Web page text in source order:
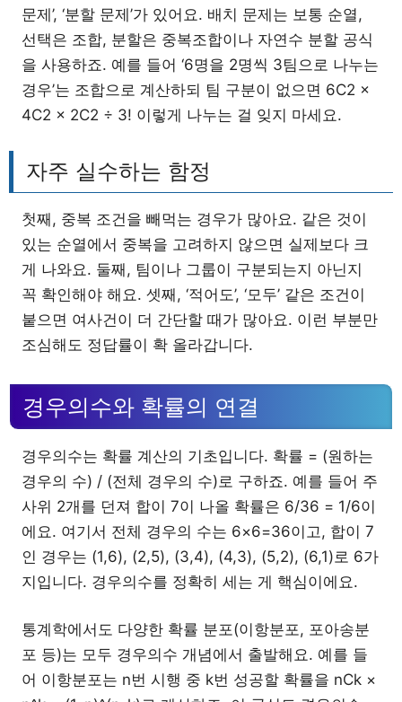
문제’, ‘분할 문제’가 있어요. 배치 문제는 보통 순열,
선택은 조합, 분할은 중복조합이나 자연수 분할 공식
을 사용하죠. 예를 들어 ‘6명을 2명씩 3팀으로 나누는
경우’는 조합으로 계산하되 팀 구분이 없으면 6C2 ×
4C2 × 2C2 ÷ 3! 이렇게 나누는 걸 잊지 마세요.
자주 실수하는 함정
첫째, 중복 조건을 빼먹는 경우가 많아요. 같은 것이
있는 순열에서 중복을 고려하지 않으면 실제보다 크
게 나와요. 둘째, 팀이나 그룹이 구분되는지 아닌지
꼭 확인해야 해요. 셋째, ‘적어도’, ‘모두’ 같은 조건이
붙으면 여사건이 더 간단할 때가 많아요. 이런 부분만
조심해도 정답률이 확 올라갑니다.
경우의수와 확률의 연결
경우의수는 확률 계산의 기초입니다. 확률 = (원하는
경우의 수) / (전체 경우의 수)로 구하죠. 예를 들어 주
사위 2개를 던져 합이 7이 나올 확률은 6/36 = 1/6이
에요. 여기서 전체 경우의 수는 6×6=36이고, 합이 7
인 경우는 (1,6), (2,5), (3,4), (4,3), (5,2), (6,1)로 6가
지입니다. 경우의수를 정확히 세는 게 핵심이에요.
통계학에서도 다양한 확률 분포(이항분포, 포아송분
포 등)는 모두 경우의수 개념에서 출발해요. 예를 들
어 이항분포는 n번 시행 중 k번 성공할 확률을 nCk ×